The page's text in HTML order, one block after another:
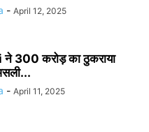
- April 12, 2025
300 करोड़ का ठुकराया
- April 11, 2025